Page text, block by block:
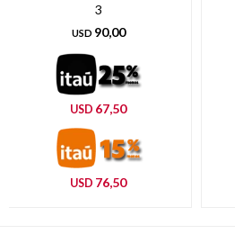
3
USD 90,00
USD 67,50
USD 76,50